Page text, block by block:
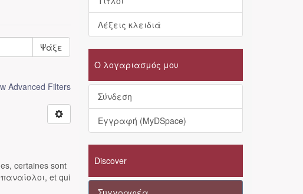
Ψάξε
Advanced Filters
certaines sont
et qui
Λέξεις κλειδιά
Ο λογαριασμός μου
Σύνδεση
Εγγραφή (MyDSpace)
Discover